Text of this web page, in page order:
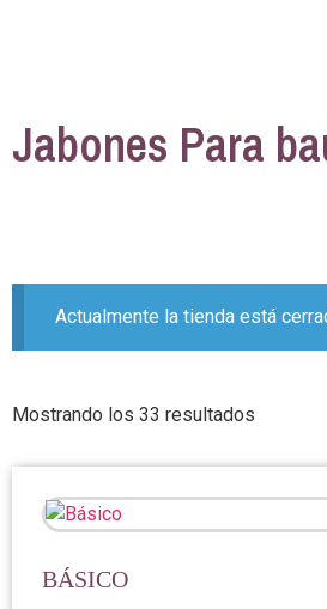
Jabones Para
Actualmente la tienda está
Mostrando los 33 resultados
BÁSICO